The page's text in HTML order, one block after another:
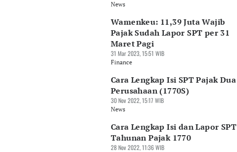
News
Wamenkeu: 11,39 Juta Wajib
Pajak Sudah Lapor SPT per 31
Maret Pagi
31 Mar 2023, 15:51 WIB
Finance
Cara Lengkap Isi SPT Pajak Dua
Perusahaan (1770S)
30 Nov 2022, 15:17 WIB
News
Cara Lengkap Isi dan Lapor SPT
Tahunan Pajak 1770
28 Nov 2022, 11:36 WIB